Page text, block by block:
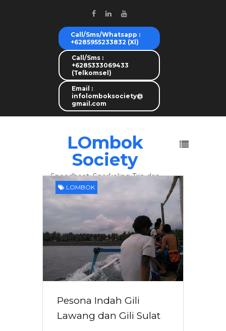
Call/Sms/Whatsapp :
+6285955233832 (Xl)
Call/Sms :
+6285333069433
(Telkomsel)
Email :
infolomboksociety@
gmail.com
LOmbok
Society
Speedboat, Snorkeling Trip dan
Lombok Tour
LOMBOK
Pesona Indah Gili
Lawang dan Gili Sulat